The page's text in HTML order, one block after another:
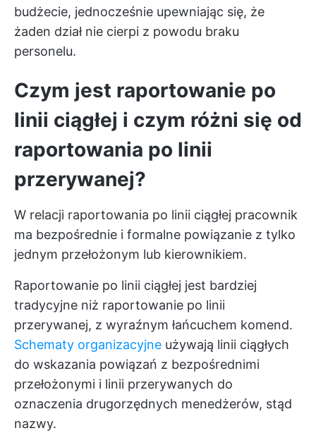
budżecie, jednocześnie upewniając się, że
żaden dział nie cierpi z powodu braku
personelu.
Czym jest raportowanie po
linii ciągłej i czym różni się od
raportowania po linii
przerywanej?
W relacji raportowania po linii ciągłej pracownik
ma bezpośrednie i formalne powiązanie z tylko
jednym przełożonym lub kierownikiem.
Raportowanie po linii ciągłej jest bardziej
tradycyjne niż raportowanie po linii
przerywanej, z wyraźnym łańcuchem komend.
Schematy organizacyjne używają linii ciągłych
do wskazania powiązań z bezpośrednimi
przełożonymi i linii przerywanych do
oznaczenia drugorzędnych menedżerów, stąd
nazwy.